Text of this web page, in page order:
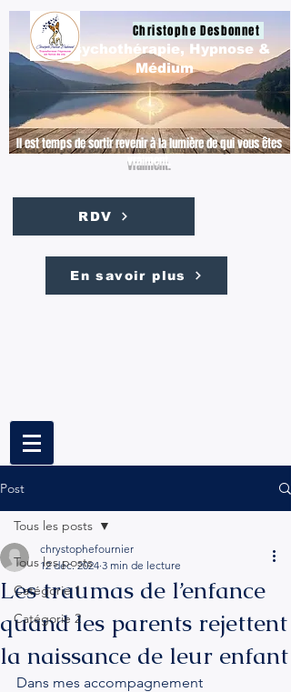
Christophe Desbonnet
Il est temps de sortir revenir à la lumière de qui vous êtes
vraiment.
Psychothérapie, Hypnose &
Médium
RDV
En savoir plus
Post
Tous les posts
Catégorie 1
Catégorie 2
Tous les posts
Les traumas de l’enfance
quand les parents rejettent
la naissance de leur enfant
chrystophefournier
12 déc. 2024 3 min de lecture
Dans mes accompagnement